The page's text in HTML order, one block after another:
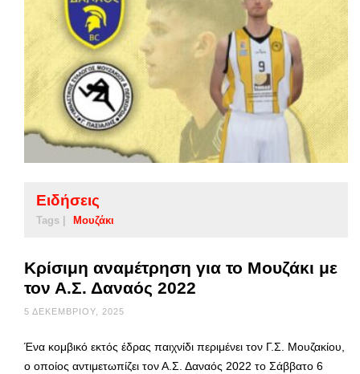
Ειδήσεις
Tags | Μουζάκι
Κρίσιμη αναμέτρηση για το Μουζάκι με
τον Α.Σ. Δαναός 2022
5 ΔΕΚΕΜΒΡΊΟΥ, 2025
Ένα κομβικό εκτός έδρας παιχνίδι περιμένει τον Γ.Σ. Μουζακίου,
ο οποίος αντιμετωπίζει τον Α.Σ. Δαναός 2022 το Σάββατο 6